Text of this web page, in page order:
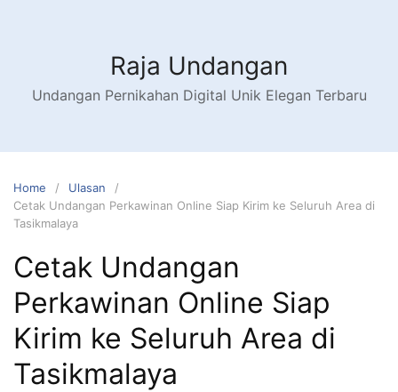
Raja Undangan
Undangan Pernikahan Digital Unik Elegan Terbaru
Home
Ulasan
Cetak Undangan Perkawinan Online Siap Kirim ke Seluruh Area di
Tasikmalaya
Cetak Undangan
Perkawinan Online Siap
Kirim ke Seluruh Area di
Tasikmalaya